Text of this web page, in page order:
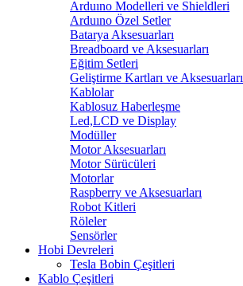
Arduıno Modelleri ve Shieldleri
Arduıno Özel Setler
Batarya Aksesuarları
Breadboard ve Aksesuarları
Eğitim Setleri
Geliştirme Kartları ve Aksesuarları
Kablolar
Kablosuz Haberleşme
Led,LCD ve Display
Modüller
Motor Aksesuarları
Motor Sürücüleri
Motorlar
Raspberry ve Aksesuarları
Robot Kitleri
Röleler
Sensörler
Hobi Devreleri
Tesla Bobin Çeşitleri
Kablo Çeşitleri